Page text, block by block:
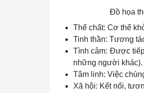
Đồ họa
Thể chất: Cơ thể
Tinh thần: Tương
Tình cảm: Được
những người khác).
Tâm linh: Việc
Xã hội: Kết nối,